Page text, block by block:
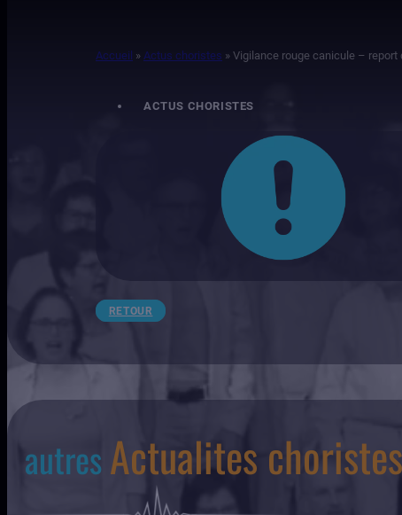
Accueil » Actus choristes » Vigilance rouge canicule – report
ACTUS CHORISTES
RETOUR
autresActualites choristes